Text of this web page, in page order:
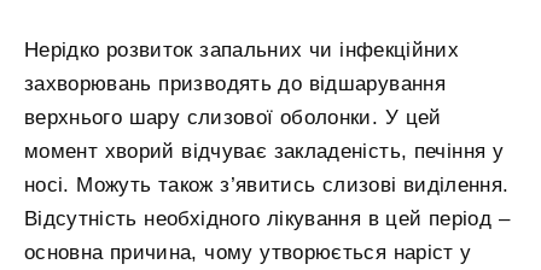
Нерідко розвиток запальних чи інфекційних
захворювань призводять до відшарування
верхнього шару слизової оболонки. У цей
момент хворий відчуває закладеність, печіння у
носі. Можуть також з’явитись слизові виділення.
Відсутність необхідного лікування в цей період –
основна причина, чому утворюється наріст у